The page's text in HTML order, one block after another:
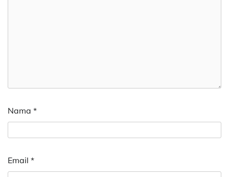
Nama *
Email *